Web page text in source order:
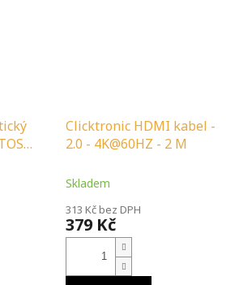
1 M
Clicktronic HDMI kabel -
2.0 - 4K@60HZ - 2 M
Skladem
313 Kč bez DPH
379 Kč